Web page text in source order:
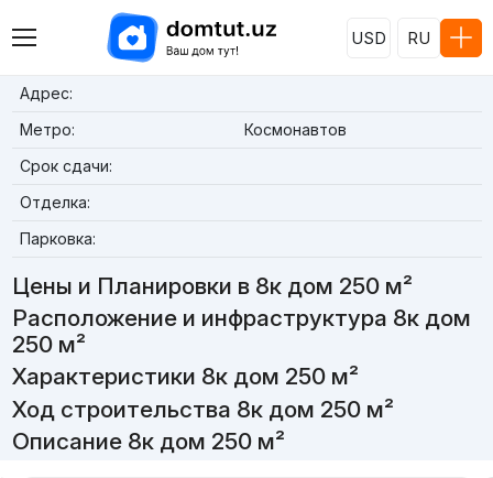
USD RU
Адрес:
Метро:
Космонавтов
Срок сдачи:
Отделка:
Парковка:
Цены и Планировки в 8к дом 250 м²
Расположение и инфраструктура 8к дом
250 м²
Характеристики 8к дом 250 м²
Ход строительства 8к дом 250 м²
Описание 8к дом 250 м²